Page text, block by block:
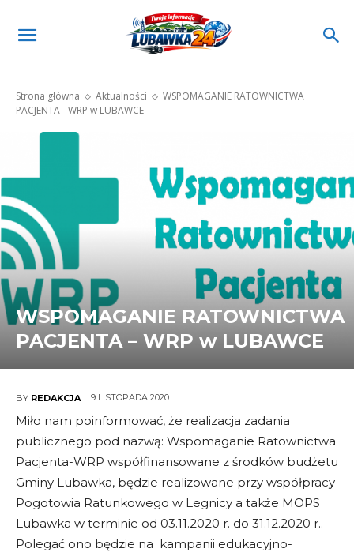
Strona główna Aktualności
WSPOMAGANIE RATOWNICTWA
PACJENTA - WRP w LUBAWCE
WSPOMAGANIE RATOWNICTWA
PACJENTA – WRP w LUBAWCE
BY REDAKCJA 9 LISTOPADA 2020
Miło nam poinformować, że realizacja zadania
publicznego pod nazwą: Wspomaganie Ratownictwa
Pacjenta-WRP współfinansowane z środków budżetu
Gminy Lubawka, będzie realizowane przy współpracy
Pogotowia Ratunkowego w Legnicy a także MOPS
Lubawka w terminie od 03.11.2020 r. do 31.12.2020 r..
Polegać ono będzie na kampanii edukacyjno-